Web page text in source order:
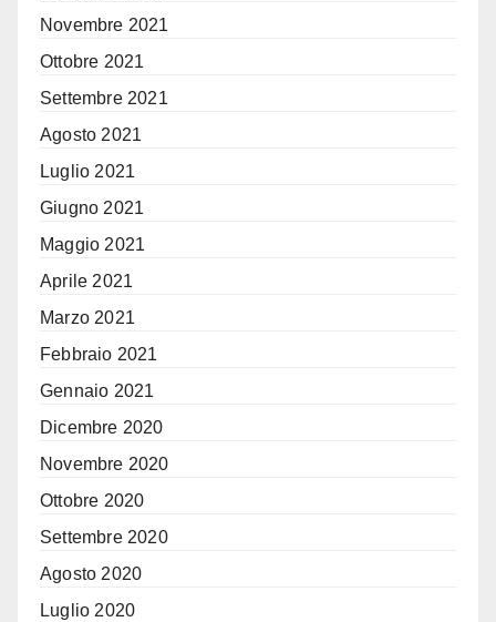
Novembre 2021
Ottobre 2021
Settembre 2021
Agosto 2021
Luglio 2021
Giugno 2021
Maggio 2021
Aprile 2021
Marzo 2021
Febbraio 2021
Gennaio 2021
Dicembre 2020
Novembre 2020
Ottobre 2020
Settembre 2020
Agosto 2020
Luglio 2020